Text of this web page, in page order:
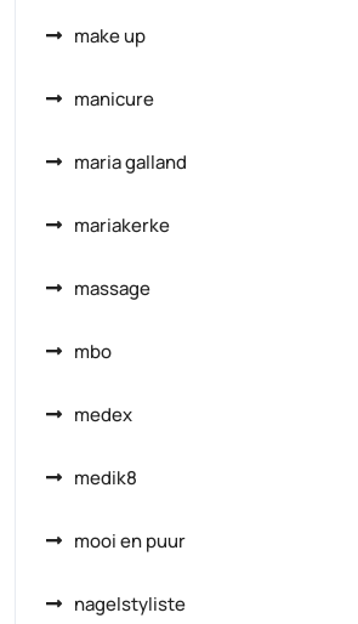
make up
manicure
maria galland
mariakerke
massage
mbo
medex
medik8
mooi en puur
nagelstyliste